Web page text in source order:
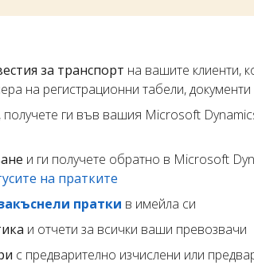
за транспорт на вашите клиенти,
на регистрационни табели, документи
, получете ги във вашия Microsoft
и ги получете обратно в Microsoft
на пратките
пратки в имейла си
и отчети за всички ваши превозвачи
с предварително изчислени или